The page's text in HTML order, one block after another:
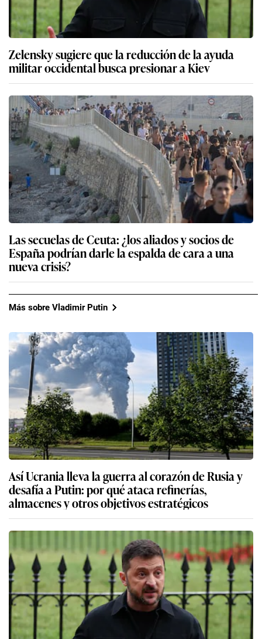
Zelensky sugiere que la reducción de la ayuda
militar occidental busca presionar a Kiev
Las secuelas de Ceuta: ¿los aliados y socios de
España podrían darle la espalda de cara a una
nueva crisis?
Más sobre Vladimir Putin
Así Ucrania lleva la guerra al corazón de Rusia y
desafía a Putin: por qué ataca refinerías,
almacenes y otros objetivos estratégicos